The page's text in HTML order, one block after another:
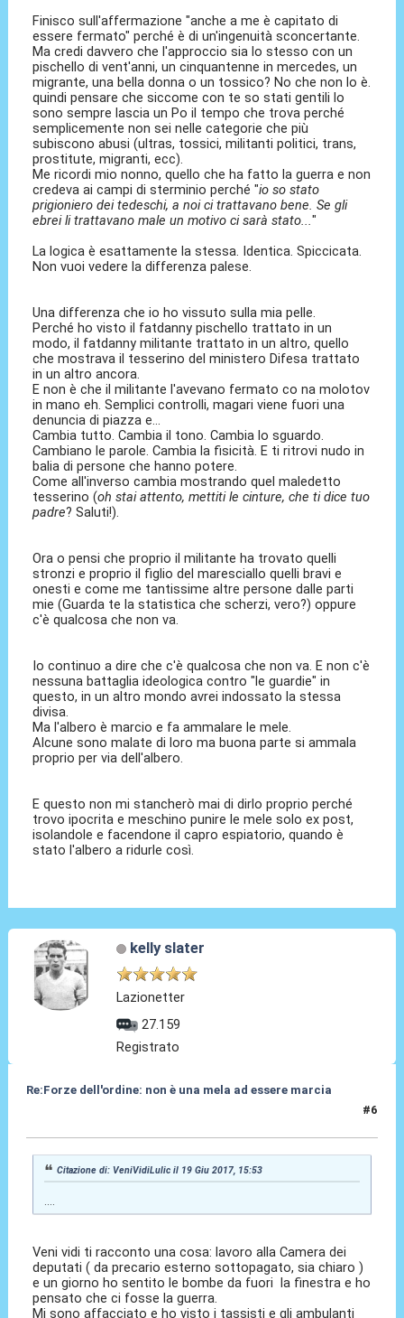
Finisco sull'affermazione "anche a me è capitato di
essere fermato" perché è di un'ingenuità sconcertante.
Ma credi davvero che l'approccio sia lo stesso con un
pischello di vent'anni, un cinquantenne in mercedes, un
migrante, una bella donna o un tossico? No che non lo è.
quindi pensare che siccome con te so stati gentili lo
sono sempre lascia un Po il tempo che trova perché
semplicemente non sei nelle categorie che più
subiscono abusi (ultras, tossici, militanti politici, trans,
prostitute, migranti, ecc).
Me ricordi mio nonno, quello che ha fatto la guerra e non
credeva ai campi di sterminio perché "io so stato
prigioniero dei tedeschi, a noi ci trattavano bene. Se gli
ebrei li trattavano male un motivo ci sarà stato..."
La logica è esattamente la stessa. Identica. Spiccicata.
Non vuoi vedere la differenza palese.
Una differenza che io ho vissuto sulla mia pelle.
Perché ho visto il fatdanny pischello trattato in un
modo, il fatdanny militante trattato in un altro, quello
che mostrava il tesserino del ministero Difesa trattato
in un altro ancora.
E non è che il militante l'avevano fermato co na molotov
in mano eh. Semplici controlli, magari viene fuori una
denuncia di piazza e...
Cambia tutto. Cambia il tono. Cambia lo sguardo.
Cambiano le parole. Cambia la fisicità. E ti ritrovi nudo in
balia di persone che hanno potere.
Come all'inverso cambia mostrando quel maledetto
tesserino (oh stai attento, mettiti le cinture, che ti dice tuo
padre? Saluti!).
Ora o pensi che proprio il militante ha trovato quelli
stronzi e proprio il figlio del maresciallo quelli bravi e
onesti e come me tantissime altre persone dalle parti
mie (Guarda te la statistica che scherzi, vero?) oppure
c'è qualcosa che non va.
Io continuo a dire che c'è qualcosa che non va. E non c'è
nessuna battaglia ideologica contro "le guardie" in
questo, in un altro mondo avrei indossato la stessa
divisa.
Ma l'albero è marcio e fa ammalare le mele.
Alcune sono malate di loro ma buona parte si ammala
proprio per via dell'albero.
E questo non mi stancherò mai di dirlo proprio perché
trovo ipocrita e meschino punire le mele solo ex post,
isolandole e facendone il capro espiatorio, quando è
stato l'albero a ridurle così.
kelly slater
Lazionetter
27.159
Registrato
Re:Forze dell'ordine: non è una mela ad essere marcia
#6
Citazione di: VeniVidiLulic il 19 Giu 2017, 15:53
....
Veni vidi ti racconto una cosa: lavoro alla Camera dei
deputati ( da precario esterno sottopagato, sia chiaro )
e un giorno ho sentito le bombe da fuori la finestra e ho
pensato che ci fosse la guerra.
Mi sono affacciato e ho visto i tassisti e gli ambulanti